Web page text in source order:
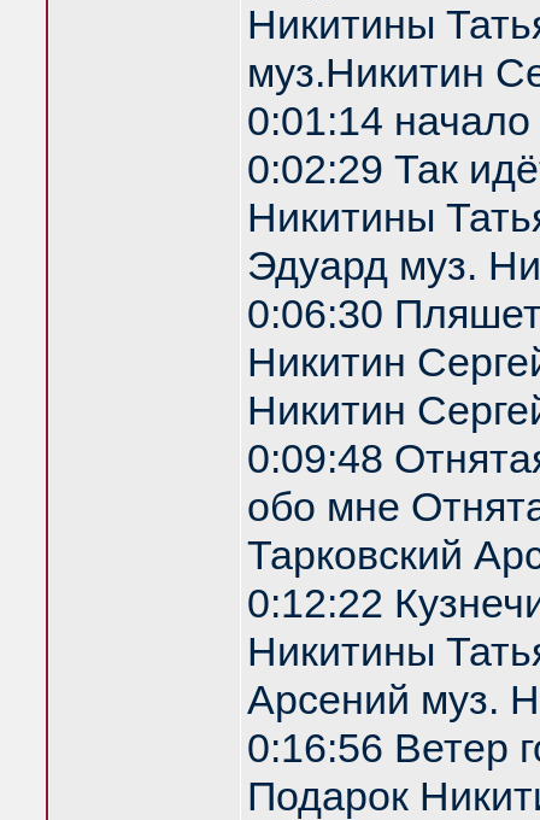
Никитины
муз.Никитин
0:01:14 начало
0:02:29 Так
Никитины
Эдуард муз.
0:06:30
Никитин
Никитин
0:09:48
обо мне
Тарковский
0:12:22
Никитины
Арсений муз.
0:16:56 Ветер
Подарок